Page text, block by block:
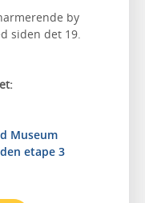
by
siden det 19.
Museum
etape 3